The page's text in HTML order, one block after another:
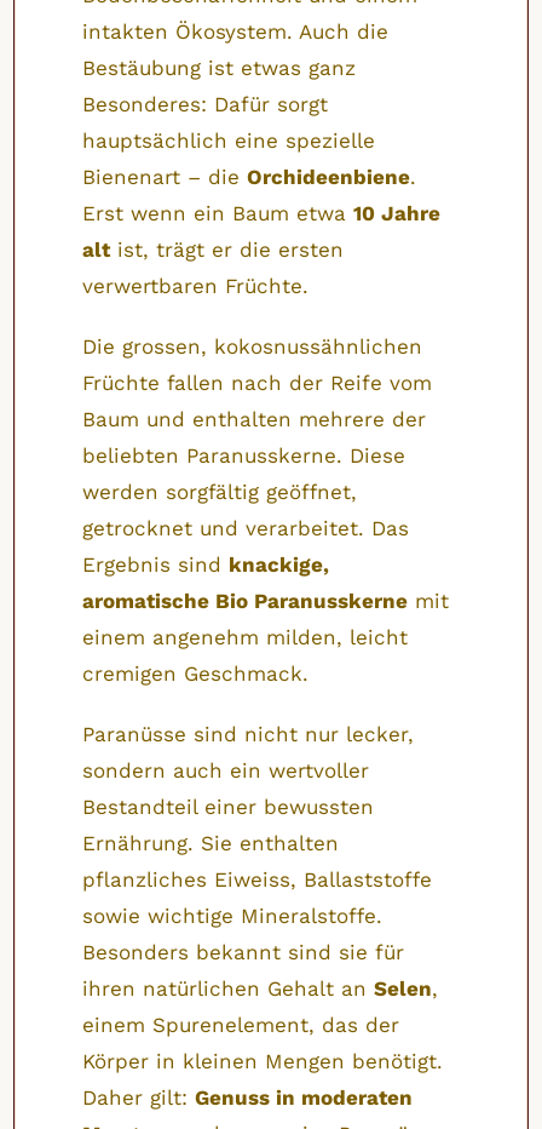
intakten Ökosystem. Auch die
Bestäubung ist etwas ganz
Besonderes: Dafür sorgt
hauptsächlich eine spezielle
Bienenart – dieOrchideenbiene.
Erst wenn ein Baum etwa10 Jahre
altist, trägt er die ersten
verwertbaren Früchte.
Die grossen, kokosnussähnlichen
Früchte fallen nach der Reife vom
Baum und enthalten mehrere der
beliebten Paranusskerne. Diese
werden sorgfältig geöffnet,
getrocknet und verarbeitet. Das
Ergebnis sind knackige,
aromatische Bio Paranusskerne mit
einem angenehm milden, leicht
cremigen Geschmack.
Paranüsse sind nicht nur lecker,
sondern auch ein wertvoller
Bestandteil einer bewussten
Ernährung. Sie enthalten
pflanzliches Eiweiss, Ballaststoffe
sowie wichtige Mineralstoffe.
Besonders bekannt sind sie für
ihren natürlichen Gehalt anSelen,
einem Spurenelement, das der
Körper in kleinen Mengen benötigt.
Daher gilt:Genuss in moderaten